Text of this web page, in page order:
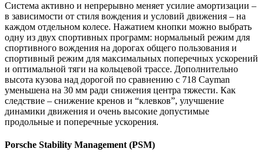
Система активно и непрерывно меняет усилие амортизации –
в зависимости от стиля вождения и условий движения – на
каждом отдельном колесе. Нажатием кнопки можно выбрать
одну из двух спортивных программ: нормальный режим для
спортивного вождения на дорогах общего пользования и
спортивный режим для максимальных поперечных ускорений
и оптимальной тяги на кольцевой трассе. Дополнительно
высота кузова над дорогой по сравнению с 718 Cayman
уменьшена на 30 мм ради снижения центра тяжести. Как
следствие – снижение кренов и “клевков”, улучшение
динамики движения и очень высокие допустимые
продольные и поперечные ускорения.
Porsche Stability Management (PSM)